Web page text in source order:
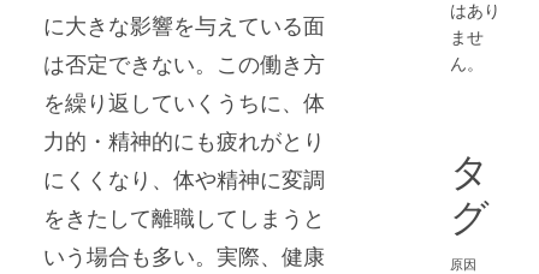
に大きな影響を与えている面
は否定できない。この働き方
を繰り返していくうちに、体
力的・精神的にも疲れがとり
にくくなり、体や精神に変調
をきたして離職してしまうと
いう場合も多い。実際、健康
はあり
ませ
ん。
タ
グ
原因